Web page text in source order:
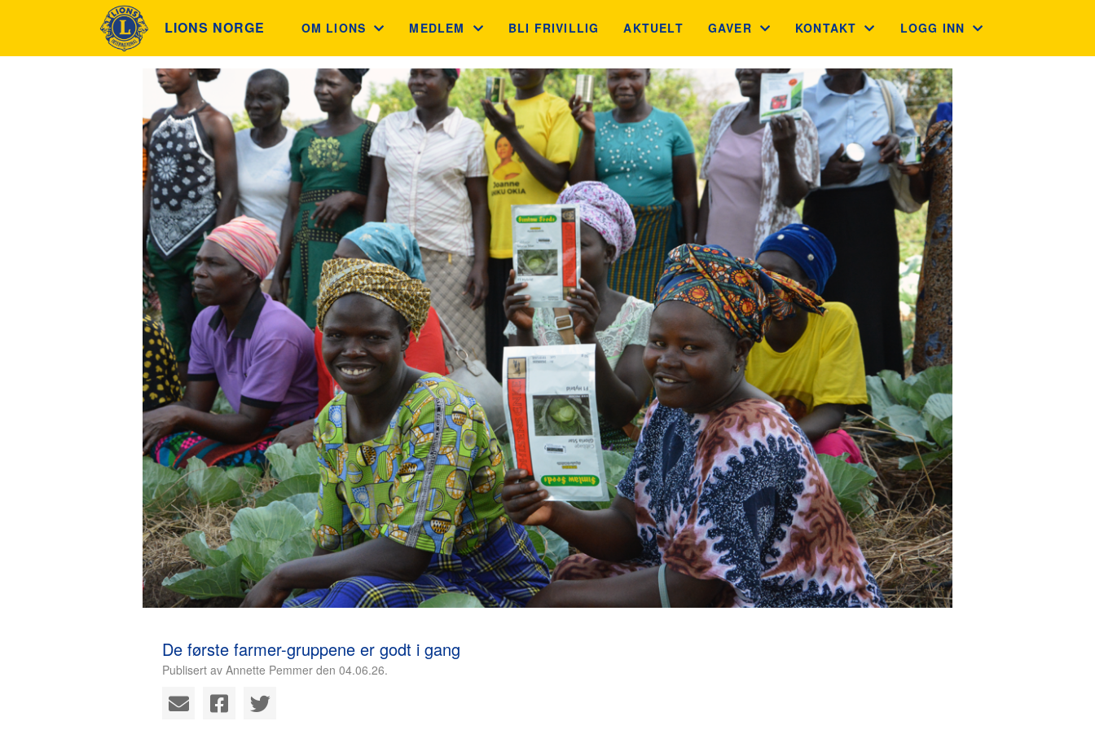
LIONS NORGE OM LIONS
ETIKK OG MÅL
HISTORIEN
FINN KLUBB
INNSAMLINGSKONTROLLEN
MEDLEM
MEDLEMSFORDELER
GNIST
BLI FRIVILLIG AKTUELT GAVER
GAVEKORT
JULEGAVE BEDRIFT OG PRIVAT
KONTAKT
KONTAKT
ADMINISTRASJON
GUVERNØRRÅDET
FINN KLUBB
LOGG INN
GNIST (FOR MEDLEMMER)
STYREWEB (FOR
INTRANETT
LIONS PORTAL
De første farmer-gruppene er godt i gang
Publisert av Annette Pemmer den 04.06.26.